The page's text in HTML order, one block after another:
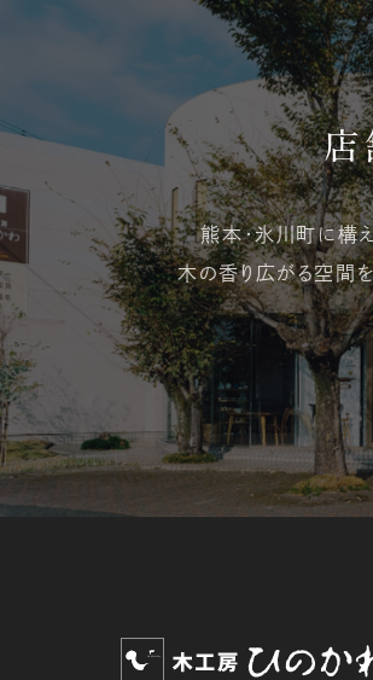
店
熊本・氷川町に構
木の香り広がる空間